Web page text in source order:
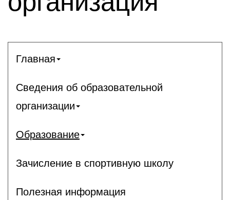
Главная
Сведения об образовательной
организации
Образование
Зачисление в спортивную школу
Полезная информация